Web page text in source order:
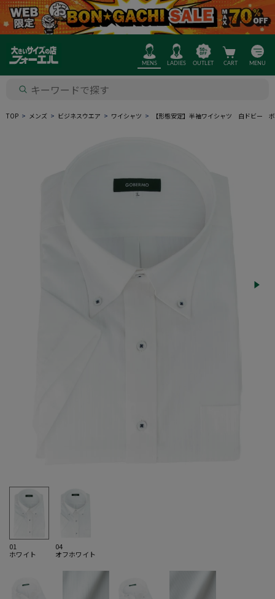
MENS LADIES OUTLET CART MENU
TOP メンズ ビジネスウエア ワイシャツ 【形態安定】半袖ワイシャツ 白ドビー
01
ホワイト
04
オフホワイト